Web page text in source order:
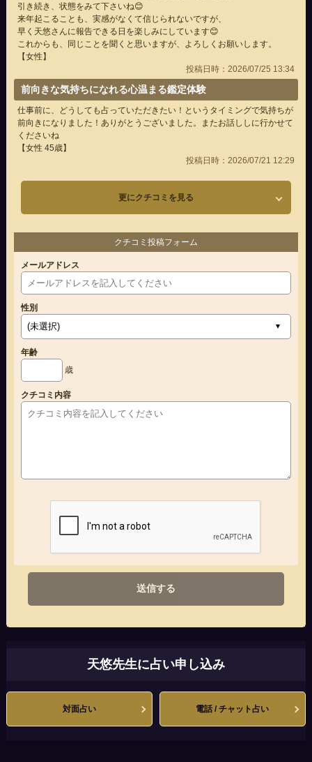
引き続き、状態をみて下さいね😊
来年起こることも、実感がなくて信じられないですが、
早く天悠さんに報告できる日を楽しみにしています😊
これからも、同じことを聞くと思いますが、よろしくお願いします。
【女性】
投稿日時：2026/07/25 13:34
前向きな気持ちになれる心温まる鑑定体験
仕事前に、どうしても占っていただきたい！というタイミングで気持ちが
前向きになりました！ありがとうございました。またお話ししに行かせて
くださいね
【女性 45歳】
投稿日時：2026/07/21 12:29
更にクチコミを見る
クチコミ投稿フォーム
メールアドレス
性別
年齢
歳
クチコミ内容
送信する
天悠先生に占い申し込み
対面占い 電話 / チャット占い